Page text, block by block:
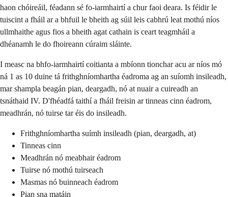
haon chóireáil, féadann sé fo-iarmhairtí a chur faoi deara. Is féidir le
tuiscint a fháil ar a bhfuil le bheith ag súil leis cabhrú leat mothú níos
ullmhaithe agus fios a bheith agat cathain is ceart teagmháil a
dhéanamh le do fhoireann cúraim sláinte.
I measc na bhfo-iarmhairtí coitianta a mbíonn tionchar acu ar níos mó
ná 1 as 10 duine tá frithghníomhartha éadroma ag an suíomh insileadh,
mar shampla beagán pian, deargadh, nó at nuair a cuireadh an
tsnáthaid IV. D'fhéadfá taithí a fháil freisin ar tinneas cinn éadrom,
meadhrán, nó tuirse tar éis do insileadh.
Frithghníomhartha suímh insileadh (pian, deargadh, at)
Tinneas cinn
Meadhrán nó meabhair éadrom
Tuirse nó mothú tuirseach
Masmas nó buinneach éadrom
Pian sna matáin